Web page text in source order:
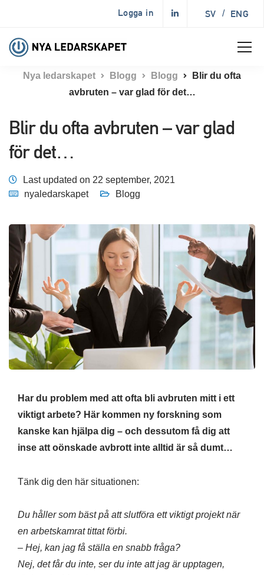
Logga in SV / ENG
Nya ledarskapet Blogg Blogg
Blir du ofta
avbruten – var glad för det…
Blir du ofta avbruten – var glad
för det…
Last updated on 22 september, 2021
nyaledarskapet
Blogg
Har du problem med att ofta bli avbruten mitt i ett
viktigt arbete? Här kommen ny forskning som
kanske kan hjälpa dig – och dessutom få dig att
inse att oönskade avbrott inte alltid är så dumt…
Tänk dig den här situationen:
Du håller som bäst på att slutföra ett viktigt projekt när
en arbetskamrat tittat förbi.
– Hej, kan jag få ställa en snabb fråga?
Nej, det får du inte, ser du inte att jag är upptagen,